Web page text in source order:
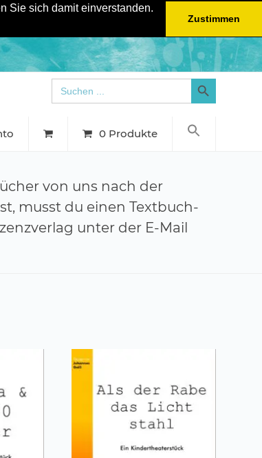
Sie sich damit einverstanden.
Zustimmen
Search
for:
Search Button
0 Produkte
von uns nach der
musst du einen Textbuch-
unter der E-Mail